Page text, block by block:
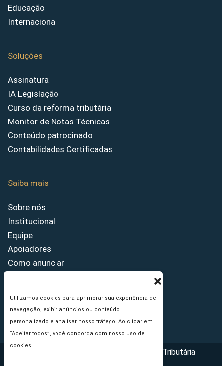
Utilizamos cookies para aprimorar sua experiência de
navegação, exibir anúncios ou conteúdo
personalizado e analisar nosso tráfego. Ao clicar em
“Aceitar todos”, você concorda com nosso uso de
cookies.
Educação
Internacional
Soluções
Assinatura
IA Legislação
Curso da reforma tributária
Monitor de Notas Técnicas
Conteúdo patrocinado
Contabilidades Certificadas
Saiba mais
Sobre nós
Institucional
Equipe
Apoiadores
Como anunciar
Princípios Editoriais
Copyright © 2026 - Portal da Reforma Tributária